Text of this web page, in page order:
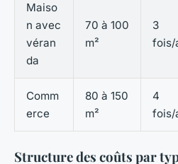
Maiso
n avec
véran
da
70 à 100
m²
3
fois/
Comm
erce
80 à 150
m²
4
fois/
Structure des coûts par